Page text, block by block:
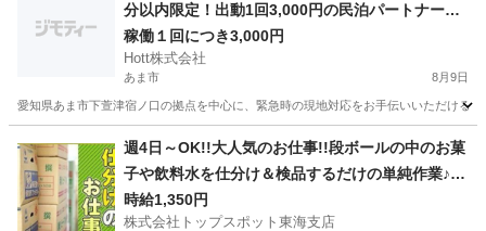
分以内限定！出動1回3,000円の民泊パートナー募
集
稼働１回につき3,000円
Hott株式会社
あま市 8月9日
愛知県あま市下萱津宿ノ口の拠点を中心に、緊急時の現地対応をお手伝いいただける
その他 保健所
週4日～OK!!大人気のお仕事!!段ボールの中のお菓
子や飲料水を仕分け＆検品するだけの単純作業♪時
給1350円☆
時給1,350円
株式会社トップスポット東海支店